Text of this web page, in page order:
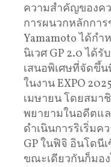
ความสำคัญของค
การผนวกหลักการ
Yamamoto ได้กำ
นิเวศ GP 2.0 ได้
เสนอพิเศษที่จัดขึ้น
ในงาน EXPO
เมษายน โดยสมา
พยายามในอดีตแ
ดำเนินการริเริ่ม
GP ในฟิจิ อินโดนี
ขณะเดียวกันก็มอง